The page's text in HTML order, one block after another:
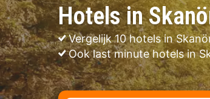
Hotels in
Vergelijk 10 hotels in
Ook last minute hotels in